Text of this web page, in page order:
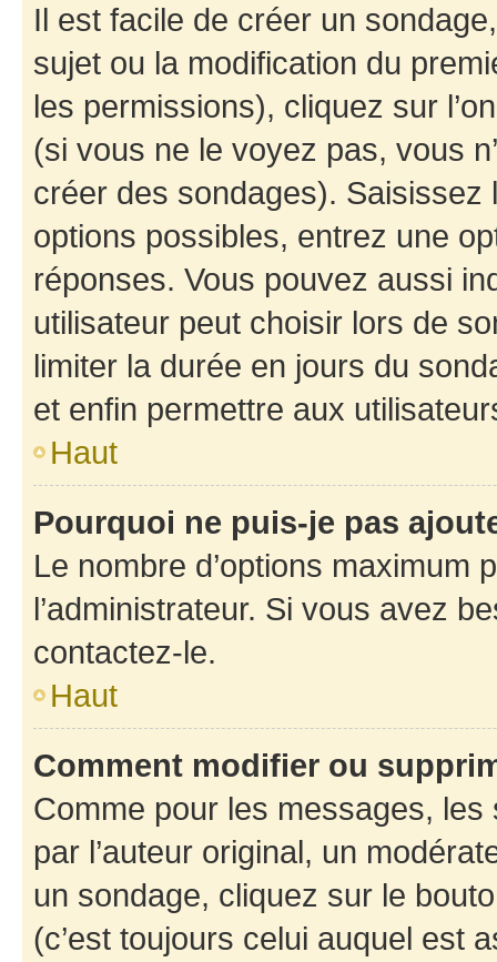
Il est facile de créer un
sujet ou la modification du
les permissions), cliquez sur
(si vous ne le voyez pas, vous
créer des sondages).
options possibles, entrez une
réponses. Vous pouvez aussi
utilisateur peut choisir lors de
limiter la durée en jours du
et enfin permettre aux
Haut
Pourquoi ne puis-je pas
Le nombre d’options maximum
l’administrateur. Si vous avez
contactez-le.
Haut
Comment modifier ou
Comme pour les messages,
par l’auteur original, un
un sondage, cliquez sur le
(c’est toujours celui auquel est